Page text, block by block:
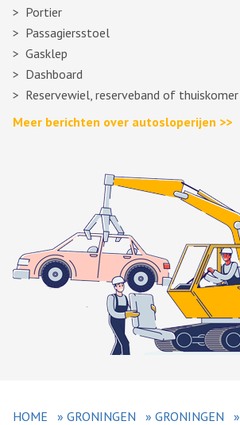
Portier
Passagiersstoel
Gasklep
Dashboard
Reservewiel, reserveband of thuiskomer
Meer berichten over autosloperijen >>
HOME » GRONINGEN » GRONINGEN »